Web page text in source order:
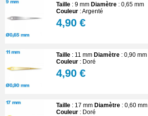
Taille : 9 mm Diamètre : 0,65 mm
Couleur : Argenté
4,90 €
Taille : 11 mm Diamètre : 0,90 mm
Couleur : Doré
4,90 €
Taille : 17 mm Diamètre : 0,60 mm
Couleur : Doré